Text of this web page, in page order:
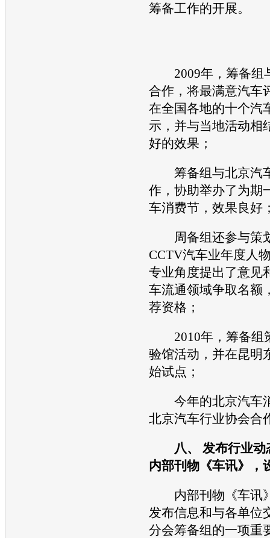
筹备工作的开展。
2009年，筹备组
合作，将最满意汽车
在全国各地的十个汽
示，并与当地活动相
好的效果；
筹备组与北京汽
作，协助举办了为期
车消费节，效果良好
周备组还参与策
CCTV汽车业年度人
专业角度提出了意见
车流通领域争取名额
荐资格；
2010年，筹备组
验馆活动，并在昆明
始试点；
今年的北京汽车
北京汽车行业协会合
八、 发布行业动
内部刊物《车讯》，
内部刊物《车讯
发布信息和与各单位
分会筹备组的一项重